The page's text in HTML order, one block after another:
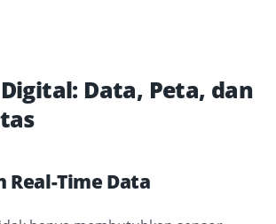
Data, Peta, dan
Real-Time Data